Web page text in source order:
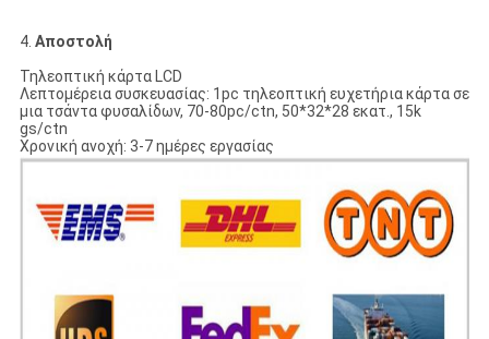
4. Αποστολή
Τηλεοπτική κάρτα LCD
Λεπτομέρεια συσκευασίας: 1pc τηλεοπτική ευχετήρια κάρτα σε
μια τσάντα φυσαλίδων, 70-80pc/ctn, 50*32*28 εκατ., 15k
gs/ctn
Χρονική ανοχή: 3-7 ημέρες εργασίας